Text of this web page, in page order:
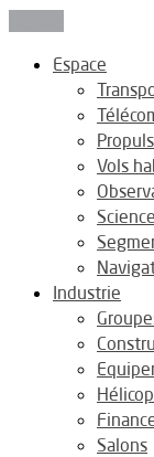
Espace
Vols
Industrie
Salons